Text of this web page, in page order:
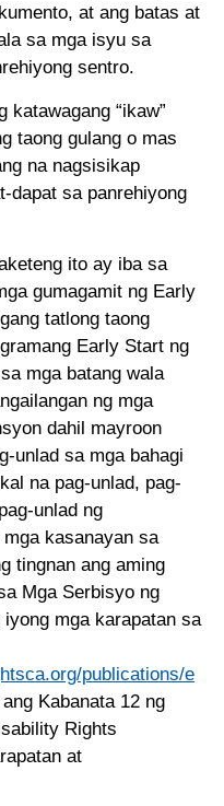
at ang batas at
sa mga isyu sa
sentro.
katawagang “ikaw”
taong gulang o mas
na nagsisikap
dapat sa panrehiyong
ito ay iba sa
gumagamit ng Early
tatlong taong
Early Start ng
mga batang wala
ng mga
dahil mayroon
unlad sa mga bahagi
na pag-unlad, pag-
unlad ng
kasanayan sa
tingnan ang aming
Mga Serbisyo ng
mga karapatan sa
publications/e
Kabanata 12 ng
Rights
at